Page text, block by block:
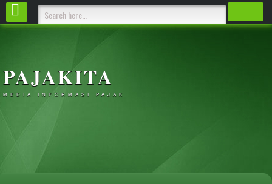
PAJAKITA
MEDIA INFORMASI PAJAK